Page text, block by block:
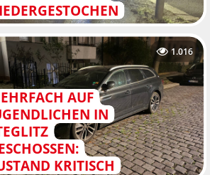
AUF
IN
KRITISCH
1.016